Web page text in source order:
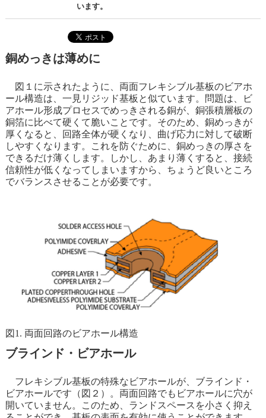
います。
銅めっきは薄めに
図１に示されたように、両面フレキシブル基板のビアホ
ール構造は、一見リジッド基板と似ています。問題は、ビ
アホール形成プロセスでめっきされる銅が、銅張積層板の
銅箔に比べて硬くて脆いことです。そのため、銅めっきが
厚くなると、回路全体が硬くなり、曲げ応力に対して破断
しやすくなります。これを防ぐために、銅めっきの厚さを
できるだけ薄くします。しかし、あまり薄くすると、接続
信頼性が低くなってしまいますから、ちょうど良いところ
でバランスさせることが必要です。
図1. 両面回路のビアホール構造
ブラインド・ビアホール
フレキシブル基板の特殊なビアホールが、ブラインド・
ビアホールです（図２）。両面回路でもビアホールに穴が
開いていません。このため、ランドスペースを小さく抑え